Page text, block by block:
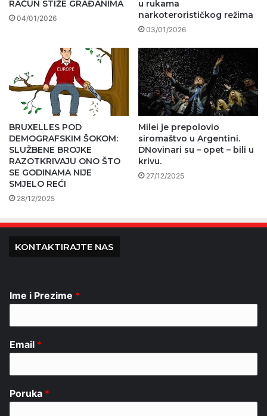
RAČUN STIŽE GRAĐANIMA
04/01/2026
u rukama
narkoterorističkog režima
03/01/2026
BRUXELLES POD
DEMOGRAFSKIM ŠOKOM:
SLUŽBENE BROJKE
RAZOTKRIVAJU ONO ŠTO
SE GODINAMA NIJE
SMJELO REĆI
28/12/2025
Milei je prepolovio
siromaštvo u Argentini.
DNovinari su – opet – bili u
krivu.
27/12/2025
KONTAKTIRAJTE NAS
Ime i Prezime *
Email *
Poruka *